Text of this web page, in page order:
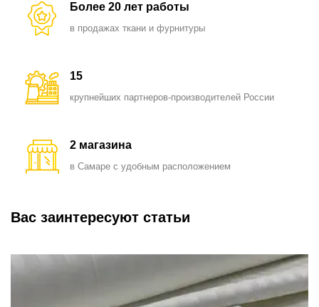
Более 20 лет работы
в продажах ткани и фурнитуры
15
крупнейших партнеров-производителей России
2 магазина
в Самаре с удобным расположением
Вас заинтересуют статьи